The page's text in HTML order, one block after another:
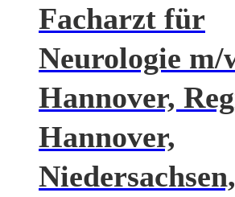
Facharzt für
Neurologie m/
Hannover,
Hannover,
Niedersachsen,